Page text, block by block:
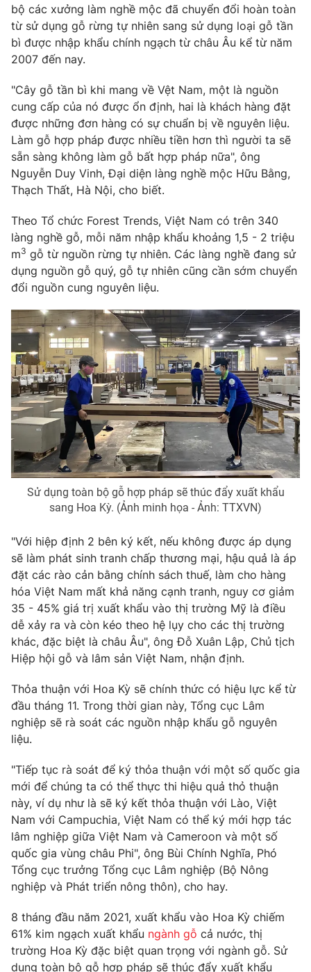
Góc doanh nghiệp
Truyền hình
Phim VTV
Hậu trường
Nhân vật
Khán giả
Giải sao mai
Giải trí
Điện ảnh
Âm nhạc
Sao
Đời sống
Du lịch
Làm đẹp
Chất lượng cuộc sống
Giáo dục
Tuyển sinh
Học trực tuyến
Công nghệ
Sản phẩm
Thị trường
Tư vấn
Giao lưu trực tuyến
Lịch phát sóng
Emagazine Podcast
Photo Infographic
Video Shorts video
VTV Money VTV Thể thao
VTV Sức khoẻ Bất động sản
Thị trường 24h Tấm lòng Việt
VTV4 Vươn mình bằng AI
VTV9 VTV8
Liên hệ tòa soạn English
THỜI BÁO VTV
Theo dõi báo trên
Cơ quan chủ quản:Đài Truyền hình Việt Nam
Cơ quan báo chí:Thời báo VTV
Giấy phép hoạt động báo in và báo điện tử số 483/GP-BTTTT
cấp ngày 29/12/2023
Phó Tổng Biên tập:
Nguyễn Thị Mỹ Hạnh, Phạm Quốc Thắng,
Nguyễn Trọng Ninh
Tổng đài VTV: 024.38 355 931 - 024.38 355 932
bộ các xưởng làm nghề mộc đã chuyển đổi hoàn toàn
từ sử dụng gỗ rừng tự nhiên sang sử dụng loại gỗ tần
bì được nhập khẩu chính ngạch từ châu Âu kể từ năm
2007 đến nay.
"Cây gỗ tần bì khi mang về Vệt Nam, một là nguồn
cung cấp của nó được ổn định, hai là khách hàng đặt
được những đơn hàng có sự chuẩn bị về nguyên liệu.
Làm gỗ hợp pháp được nhiều tiền hơn thì người ta sẽ
sẵn sàng không làm gỗ bất hợp pháp nữa", ông
Nguyễn Duy Vinh, Đại diện làng nghề mộc Hữu Bằng,
Thạch Thất, Hà Nội, cho biết.
Theo Tổ chức Forest Trends, Việt Nam có trên 340
làng nghề gỗ, mỗi năm nhập khẩu khoảng 1,5 - 2 triệu
m3 gỗ từ nguồn rừng tự nhiên. Các làng nghề đang sử
dụng nguồn gỗ quý, gỗ tự nhiên cũng cần sớm chuyển
đổi nguồn cung nguyên liệu.
Sử dụng toàn bộ gỗ hợp pháp sẽ thúc đẩy xuất khẩu
sang Hoa Kỳ. (Ảnh minh họa - Ảnh: TTXVN)
"Với hiệp định 2 bên ký kết, nếu không được áp dụng
sẽ làm phát sinh tranh chấp thương mại, hậu quả là áp
đặt các rào cản bằng chính sách thuế, làm cho hàng
hóa Việt Nam mất khả năng cạnh tranh, nguy cơ giảm
35 - 45% giá trị xuất khẩu vào thị trường Mỹ là điều
dễ xảy ra và còn kéo theo hệ lụy cho các thị trường
khác, đặc biệt là châu Âu", ông Đỗ Xuân Lập, Chủ tịch
Hiệp hội gỗ và lâm sản Việt Nam, nhận định.
Thỏa thuận với Hoa Kỳ sẽ chính thức có hiệu lực kể từ
đầu tháng 11. Trong thời gian này, Tổng cục Lâm
nghiệp sẽ rà soát các nguồn nhập khẩu gỗ nguyên
liệu.
"Tiếp tục rà soát để ký thỏa thuận với một số quốc gia
mới để chúng ta có thể thực thi hiệu quả thỏ thuận
này, ví dụ như là sẽ ký kết thỏa thuận với Lào, Việt
Nam với Campuchia, Việt Nam có thể ký mới hợp tác
lâm nghiệp giữa Việt Nam và Cameroon và một số
quốc gia vùng châu Phi", ông Bùi Chính Nghĩa, Phó
Tổng cục trưởng Tổng cục Lâm nghiệp (Bộ Nông
nghiệp và Phát triển nông thôn), cho hay.
8 tháng đầu năm 2021, xuất khẩu vào Hoa Kỳ chiếm
61% kim ngạch xuất khẩu ngành gỗ cả nước, thị
trường Hoa Kỳ đặc biệt quan trọng với ngành gỗ. Sử
dụng toàn bộ gỗ hợp pháp sẽ thúc đẩy xuất khẩu